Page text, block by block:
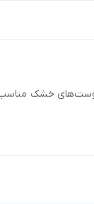
هندولوژی مدل بیوتی